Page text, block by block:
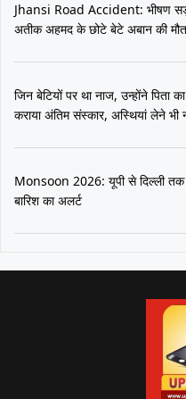
Jhansi Road Accident: भीषण
अतीक अहमद के छोटे बेटे अबान की मौत
जिन बेटियों पर था नाज, उन्होंने पिता
कराया अंतिम संस्कार, अस्थियां लेने भी
Monsoon 2026: यूपी से दिल्ली तक
बारिश का अलर्ट